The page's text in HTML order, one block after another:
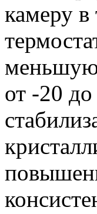
камеру в
меньшую
от -20